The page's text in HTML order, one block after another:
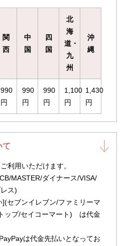
関
西
中
国
四
国
北
海
道・
九
州
沖
縄
990
円
990
円
990
円
1,100
円
1,430
円
て
利用いただけます。
MASTER/ダイナース/VISA/
ス)
](セブンイレブン/ファミリーマ
ップ/セイコーマート) は代金
は代金先払いとなってお